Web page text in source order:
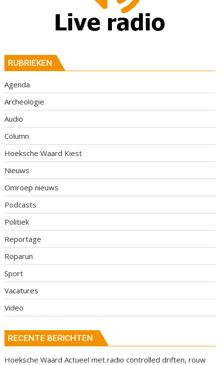
RUBRIEKEN
Agenda
Archeologie
Audio
Column
Hoeksche Waard Kiest
Nieuws
Omroep nieuws
Podcasts
Politiek
Reportage
Roparun
Sport
Vacatures
Video
RECENTE BERICHTEN
Hoeksche Waard Actueel met radio controlled driften, rouw